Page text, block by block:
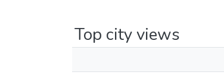
Top city views